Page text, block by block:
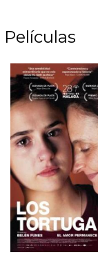
Películas